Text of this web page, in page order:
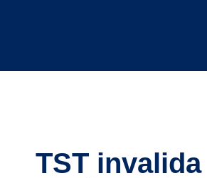
TST invalida